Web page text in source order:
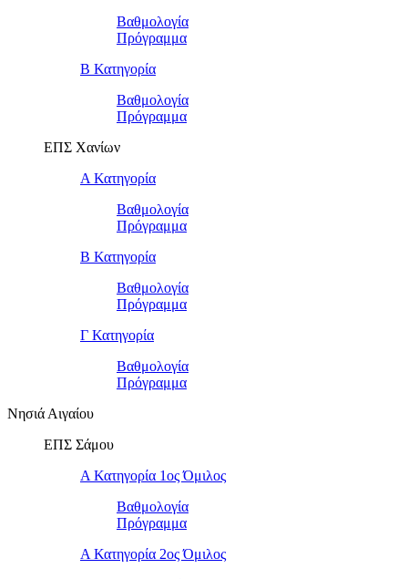
Βαθμολογία
Πρόγραμμα
Β Κατηγορία
Βαθμολογία
Πρόγραμμα
ΕΠΣ Χανίων
Α Κατηγορία
Βαθμολογία
Πρόγραμμα
Β Κατηγορία
Βαθμολογία
Πρόγραμμα
Γ Κατηγορία
Βαθμολογία
Πρόγραμμα
Νησιά Αιγαίου
ΕΠΣ Σάμου
Α Κατηγορία 1ος Όμιλος
Βαθμολογία
Πρόγραμμα
Α Κατηγορία 2ος Όμιλος